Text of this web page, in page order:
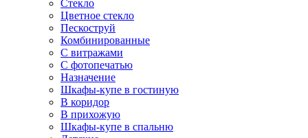
Стекло
Цветное стекло
Пескоструй
Комбинированные
С витражами
С фотопечатью
Назначение
Шкафы-купе в гостиную
В коридор
В прихожую
Шкафы-купе в спальню